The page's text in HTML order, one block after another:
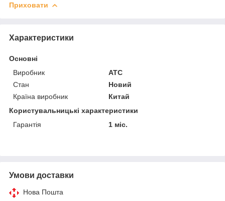
Приховати
Характеристики
Основні
Виробник
ATC
Стан
Новий
Країна виробник
Китай
Користувальницькі характеристики
Гарантія
1 міс.
Умови доставки
Нова Пошта